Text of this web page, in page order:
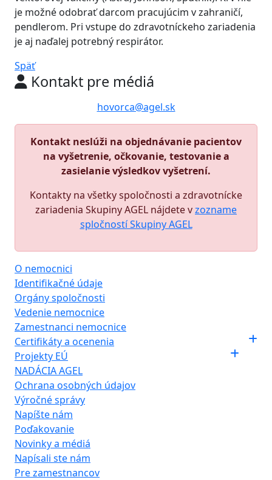
je možné odobrať darcom pracujúcim v zahraničí,
pendlerom. Pri vstupe do zdravotníckeho zariadenia
je aj naďalej potrebný respirátor.
Späť
Kontakt pre médiá
hovorca@agel.sk
Kontakt neslúži na objednávanie pacientov
na vyšetrenie, očkovanie, testovanie a
zasielanie výsledkov vyšetrení.
Kontakty na všetky spoločnosti a zdravotnícke
zariadenia Skupiny AGEL nájdete vzozname
spločností Skupiny AGEL
O nemocnici
Identifikačné údaje
Orgány spoločnosti
Vedenie nemocnice
Zamestnanci nemocnice
Certifikáty a ocenenia
Projekty EÚ
NADÁCIA AGEL
Ochrana osobných údajov
Výročné správy
Napíšte nám
Poďakovanie
Novinky a médiá
Napísali ste nám
Pre zamestnancov